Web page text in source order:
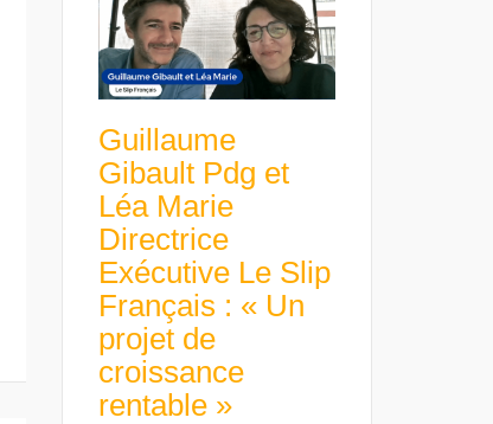
Guillaume
Gibault Pdg et
Léa Marie
Directrice
Exécutive Le Slip
Français : « Un
projet de
croissance
rentable »